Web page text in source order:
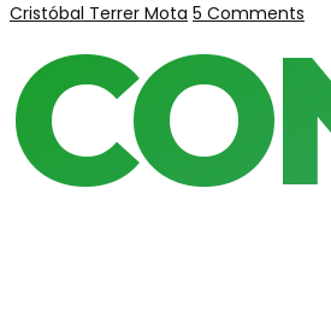
Cristóbal Terrer Mota 5 Comments